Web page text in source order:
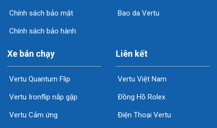
Chính sách bảo mật
Chính sách bảo hành
Bao da Vertu
Xe bán chạy
Vertu Quantum Flip
Vertu Ironflip nắp gập
Vertu Cảm ứng
Liên kết
Vertu Việt Nam
Đồng Hồ Rolex
Điện Thoại Vertu